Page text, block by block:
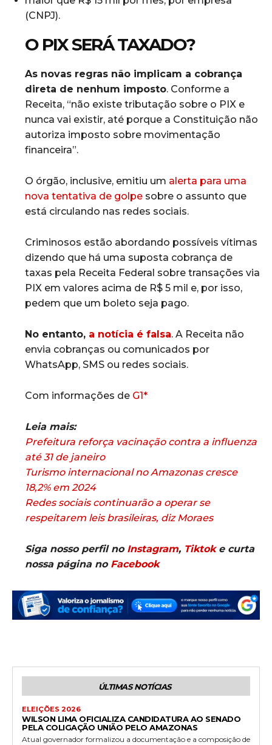
(CNPJ).
O PIX SERÁ TAXADO?
As novas regras não implicam a cobrança
direta de nenhum imposto. Conforme a
Receita, “não existe tributação sobre o PIX e
nunca vai existir, até porque a Constituição não
autoriza imposto sobre movimentação
financeira”.
O órgão, inclusive, emitiu um alerta para uma
nova tentativa de golpe sobre o assunto que
está circulando nas redes sociais.
Criminosos estão abordando possíveis vítimas
dizendo que há uma suposta cobrança de
taxas pela Receita Federal sobre transações via
PIX em valores acima de R$ 5 mil e, por isso,
pedem que um boleto seja pago.
No entanto, a notícia é falsa. A Receita não
envia cobranças ou comunicados por
WhatsApp, SMS ou redes sociais.
Com informações de G1*
Leia mais:
Prefeitura reforça vacinação contra a influenza
até 31 de janeiro
Turismo internacional no Amazonas cresce
18,2% em 2024
Redes sociais continuarão a operar se
respeitarem leis brasileiras, diz Moraes
Siga nosso perfil no Instagram, Tiktoke curta
nossa página no Facebook
ÚLTIMAS NOTÍCIAS
ELEIÇÕES 2026
WILSON LIMA OFICIALIZA CANDIDATURA AO SENADO
PELA COLIGAÇÃO UNIÃO PELO AMAZONAS
Atual governador formalizou a documentação e a composição de